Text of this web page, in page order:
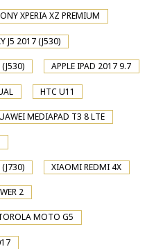
XPERIA XZ PREMIUM
J5 2017 (J530)
APPLE IPAD 2017 9.7
HTC U11
MEDIAPAD T3 8 LTE
XIAOMI REDMI 4X
2
MOTO G5